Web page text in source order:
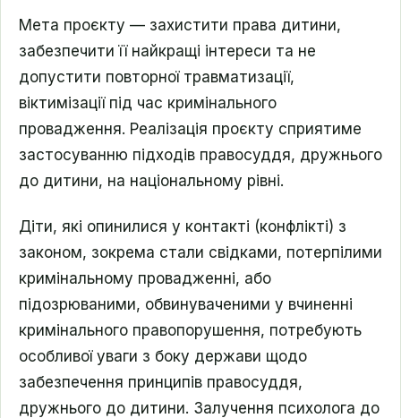
Мета проєкту — захистити права дитини,
забезпечити її найкращі інтереси та не
допустити повторної травматизації,
віктимізації під час кримінального
провадження. Реалізація проєкту сприятиме
застосуванню підходів правосуддя, дружнього
до дитини, на національному рівні.
Діти, які опинилися у контакті (конфлікті) з
законом, зокрема стали свідками, потерпілими
кримінальному провадженні, або
підозрюваними, обвинуваченими у вчиненні
кримінального правопорушення, потребують
особливої уваги з боку держави щодо
забезпечення принципів правосуддя,
дружнього до дитини. Залучення психолога до